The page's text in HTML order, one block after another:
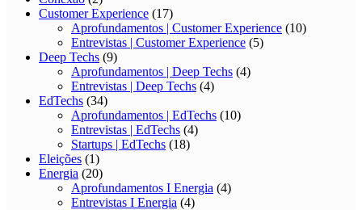
Customer Experience (17)
Aprofundamentos | Customer Experience (10)
Entrevistas | Customer Experience (5)
Deep Techs (9)
Aprofundamentos | Deep Techs (4)
Entrevistas | Deep Techs (4)
EdTechs (34)
Aprofundamentos | EdTechs (10)
Entrevistas | EdTechs (4)
Startups | EdTechs (18)
Eleições (1)
Energia (20)
Aprofundamentos I Energia (4)
Entrevistas I Energia (4)